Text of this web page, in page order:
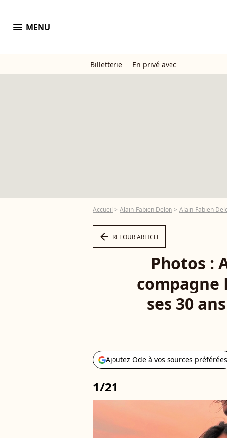
menu MENU
Billetterie En privé avec
Accueil Alain-Fabien Delon Alain-Fabien
arrow_left RETOUR ARTICLE
Photos :
compagne
ses 30
Ajoutez Ode à vos sources préférées
1/21